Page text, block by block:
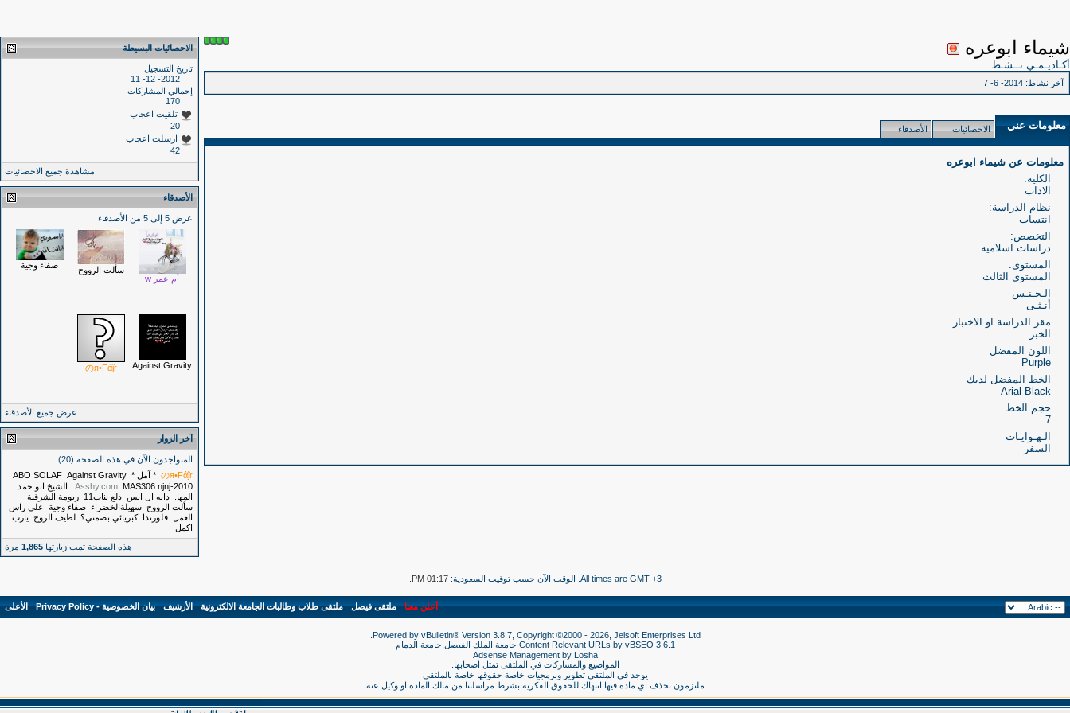
شيماء ابوعره
أكـاديـمـي نــشـط
آخر نشاط:
معلومات عني الاحصائيات الأصدقاء
معلومات عن شيماء ابوعره
الكلية:
الاداب
نظام الدراسة:
انتساب
التخصص:
دراسات اسلاميه
المستوى:
المستوى الثالث
الـجـنـس
أنـثـى
مقر الدراسة او الاختبار
الخبر
اللون المفضل
Purple
الخط المفضل لديك
Arial Black
حجم الخط
7
الـهـوايـات
السفر
الاحصائيات البسيطة
تاريخ التسجيل
2012- 12- 11
إجمالي المشاركات
170
تلقيت اعجاب
20
ارسلت اعجاب
42
مشاهدة جميع الاحصائيات
الأصدقاء
عرض 5 إلى 5 من الأصدقاء
أم عمر w
سألت الرووح صفاء وجية
Against Gravity
のя•Fάĵr
عرض جميع الأصدقاء
آخر الزوار
المتواجدون الآن في هذه الصفحة (20):
のя•Fάĵr * آمل * ABO SOLAF Against Gravity
Asshy.com MAS306 njnj-2010
الشيخ ابو حمد
المها.
دانه ال انس دلع بنات11
ريومة الشرقية
سألت الرووح سهيلةالخضراء صفاء وجية على راس
العمل فلورندا كبريائي بصمتي؟ لطيف الروح يارب
اكمل
هذه الصفحة تمت زيارتها 1,865 مرة
All times are GMT +3. الوقت الآن حسب توقيت السعودية: 01:17 PM
أعلن معنا-ملتقى فيصل-ملتقى طلاب وطالبات الجامعة الالكترونية-الأرشيف-بيان الخصوصية - Privacy Policy -الأعلى
Powered by vBulletin® Version 3.8.7, Copyright ©2000 - 2026, Jelsoft Enterprises Ltd.
Content Relevant URLs by vBSEO 3.6.1
جامعة الملك الفيصل,جامعة الدمام
Adsense Management by Losha
المواضيع والمشاركات في الملتقى تمثل اصحابها.
يوجد في الملتقى تطوير وبرمجيات خاصة حقوقها خاصة بالملتقى
ملتزمون بحذف اي مادة فيها انتهاك للحقوق الفكرية بشرط مراسلتنا من مالك المادة او وكيل عنه